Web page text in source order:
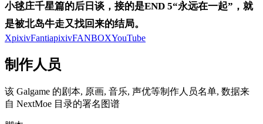
小毬庄千星篇的后日谈，接的是END 5“永远在一起”，就
是被北岛牛走又找回来的结局。
XpixivFantiapixivFANBOXYouTube
制作人员
该 Galgame 的剧本, 原画, 音乐, 声优等制作人员名单, 数据来
自 NextMoe 目录的署名图谱